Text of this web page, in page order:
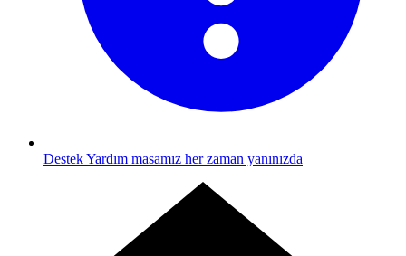
DestekYardım masamız her zaman yanınızda